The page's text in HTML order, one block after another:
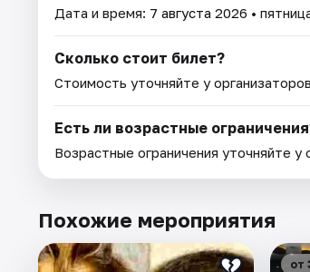
Дата и время: 7 августа 2026 •
Сколько стоит билет?
Стоимость уточняйте у
Есть ли возрастные
Возрастные ограничения уточняйте у
Похожие мероприятия
от